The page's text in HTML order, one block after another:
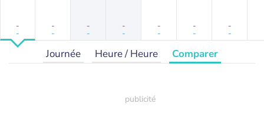
-
-
-
-
-
-
-
-
-
-
-
-
-
-
Journée Heure / Heure Comparer